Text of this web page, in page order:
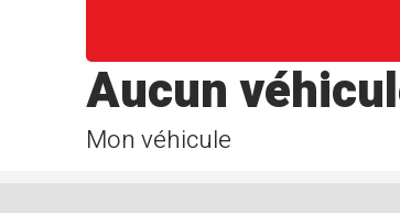
Mon véhicule
Aucun